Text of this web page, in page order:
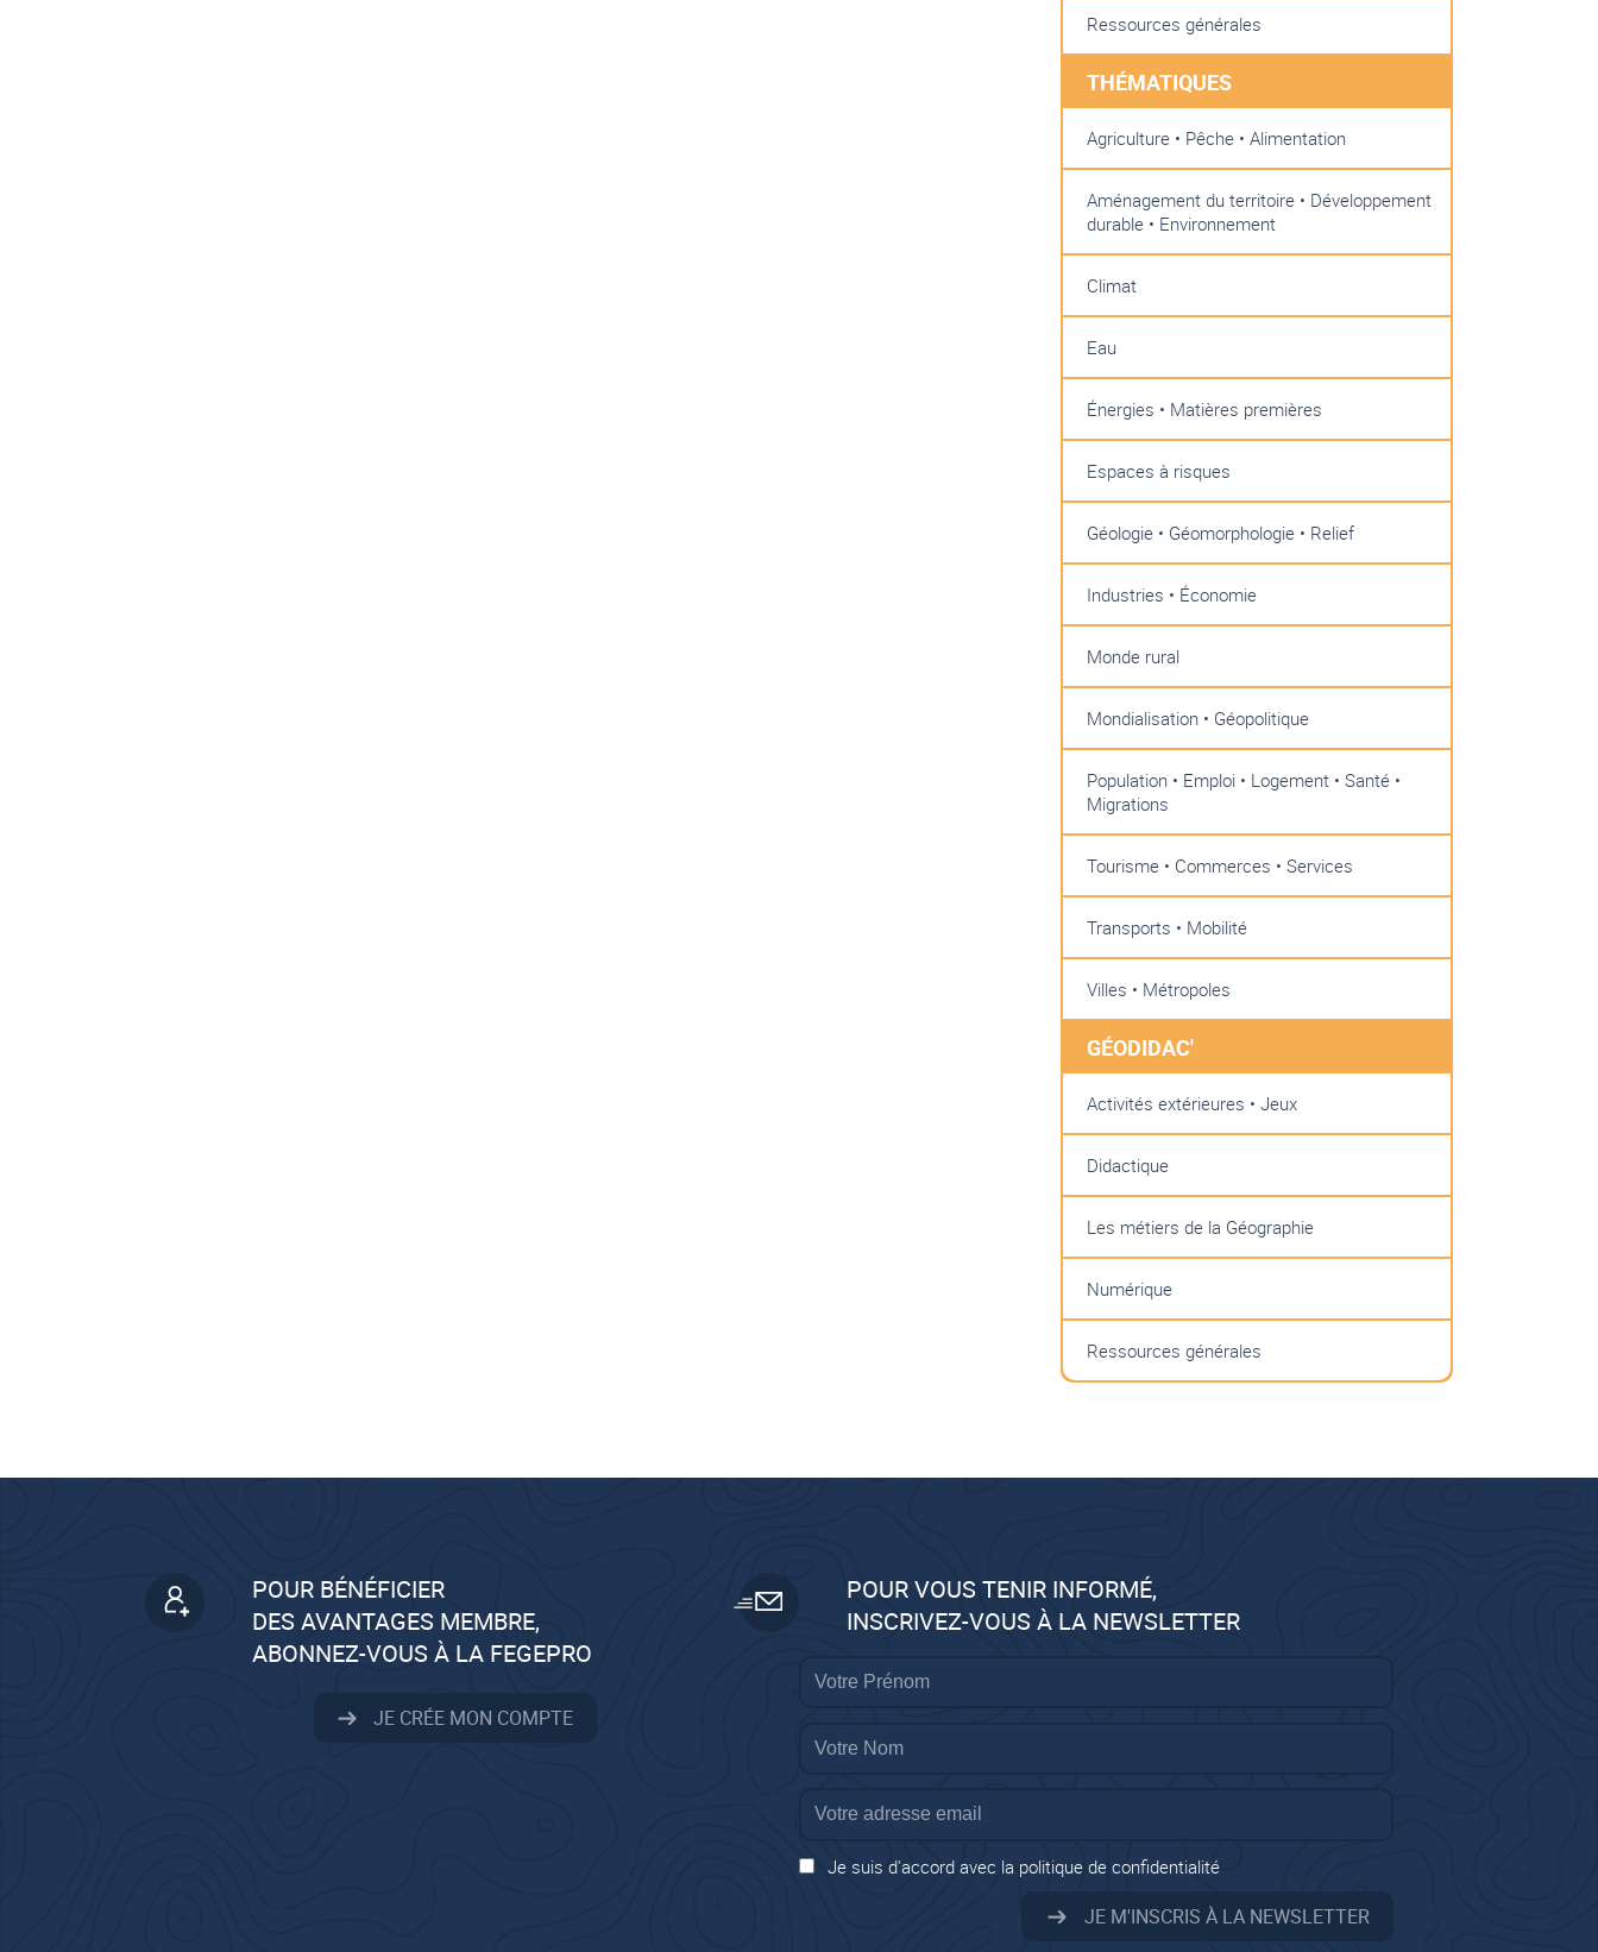
Ressources générales
THÉMATIQUES
Agriculture • Pêche • Alimentation
Aménagement du territoire • Développement
durable • Environnement
Climat
Eau
Énergies • Matières premières
Espaces à risques
Géologie • Géomorphologie • Relief
Industries • Économie
Monde rural
Mondialisation • Géopolitique
Population • Emploi • Logement • Santé •
Migrations
Tourisme • Commerces • Services
Transports • Mobilité
Villes • Métropoles
GÉODIDAC'
Activités extérieures • Jeux
Didactique
Les métiers de la Géographie
Numérique
Ressources générales
POUR BÉNÉFICIER
DES AVANTAGES MEMBRE,
ABONNEZ-VOUS À LA FEGEPRO
JE CRÉE MON COMPTE
POUR VOUS TENIR INFORMÉ,
INSCRIVEZ-VOUS À LA NEWSLETTER
Je suis d'accord avec la politique de confidentialité